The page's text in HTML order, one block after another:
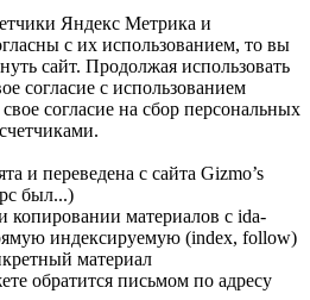
Яндекс Метрика и
с их использованием, то вы
сайт. Продолжая использовать
согласие с использованием
согласие на сбор персональных
и переведена с сайта Gizmo’s
был...)
копировании материалов с ida-
индексируемую (index, follow)
материал
обратится письмом по адресу